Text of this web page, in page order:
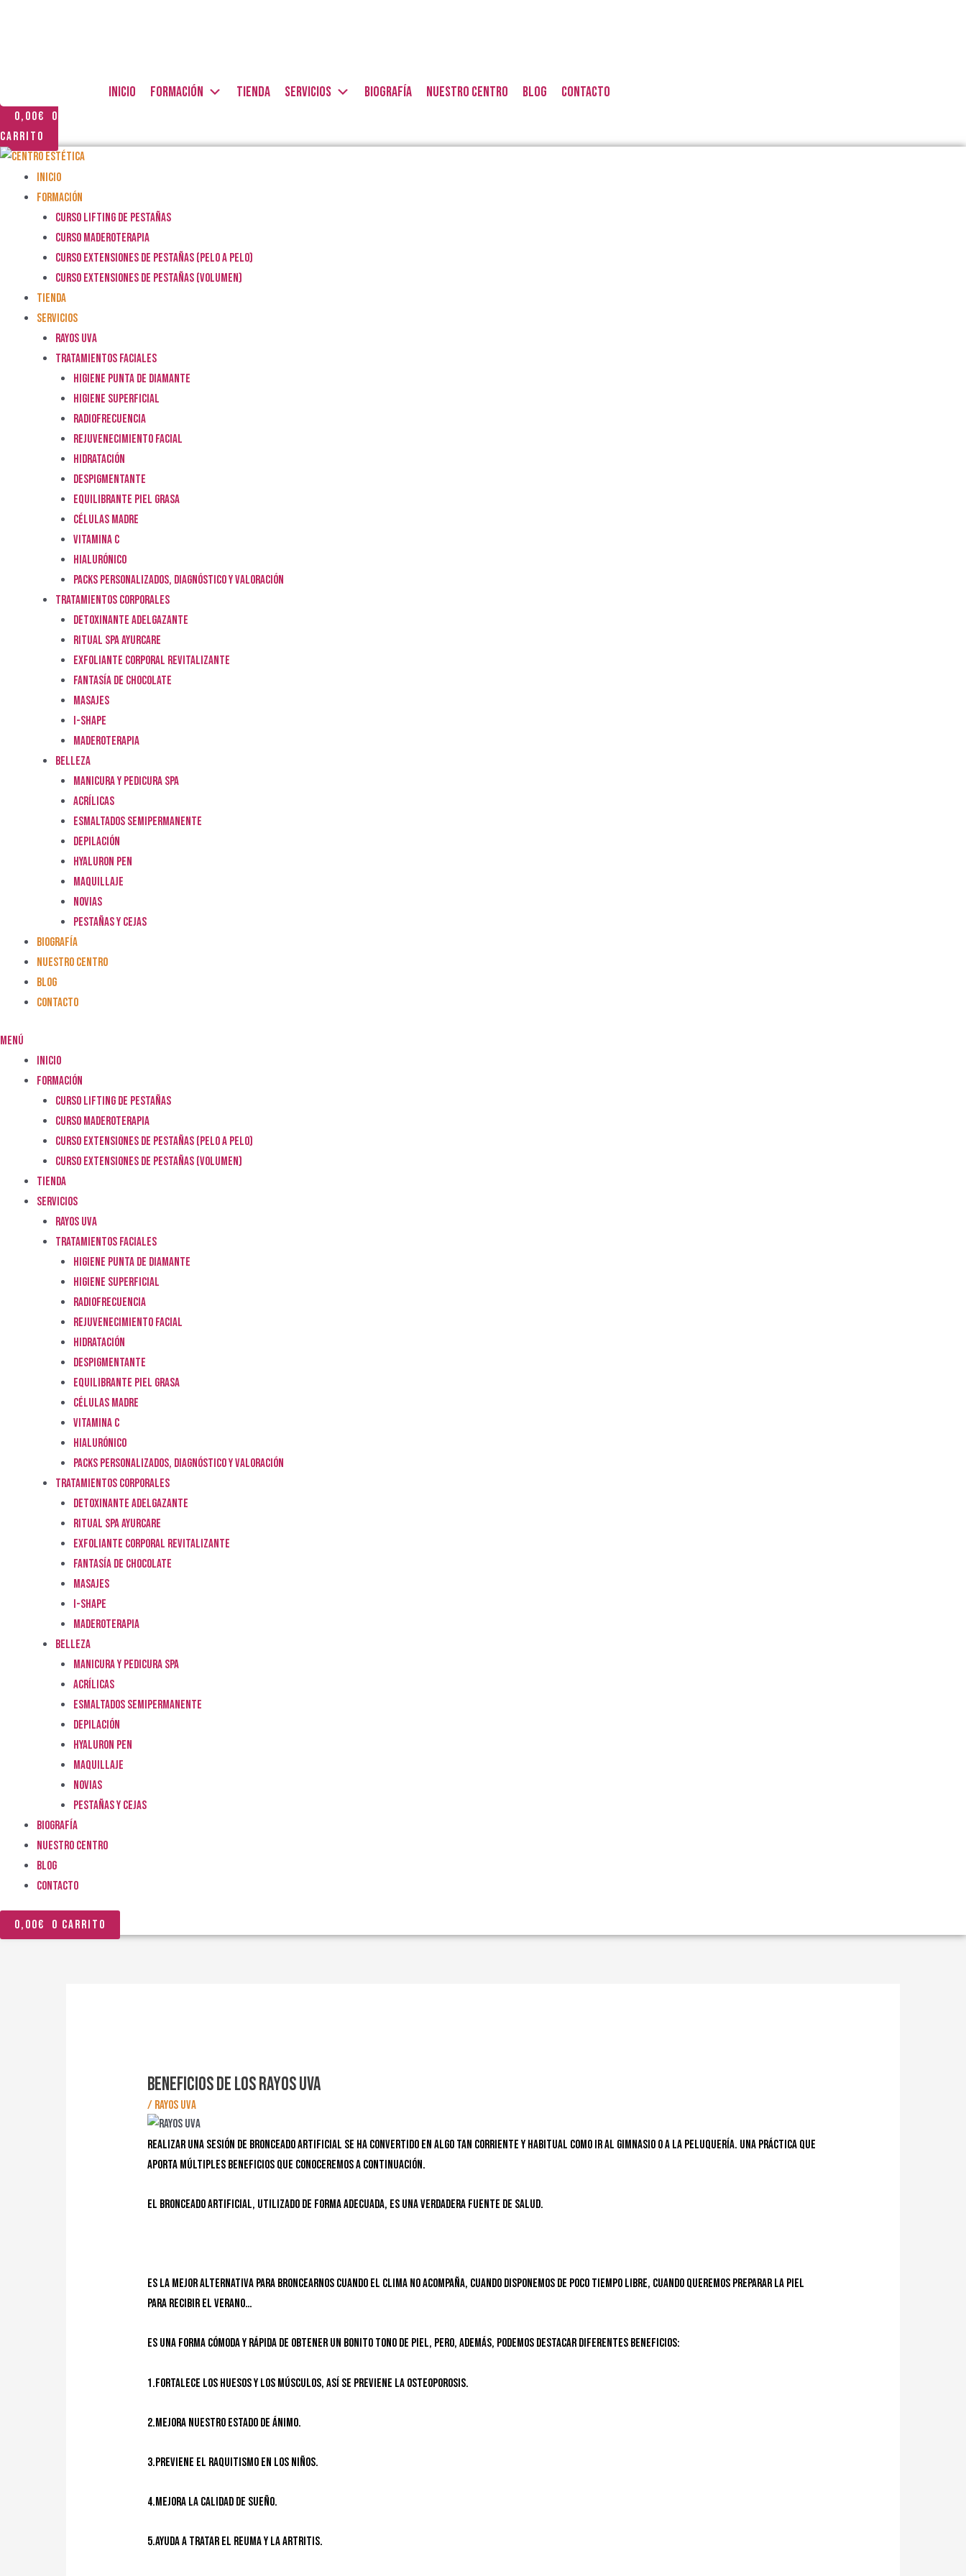
INICIO FORMACIÓN TIENDA SERVICIOS BIOGRAFÍA NUESTRO CENTRO BLOG CONTACTO
0,00€
0
Carrito
INICIO
FORMACIÓN
CURSO LIFTING DE PESTAÑAS
CURSO MADEROTERAPIA
CURSO EXTENSIONES DE PESTAÑAS (Pelo a Pelo)
CURSO EXTENSIONES DE PESTAÑAS (VOLUMEN)
TIENDA
SERVICIOS
RAYOS UVA
TRATAMIENTOS FACIALES
HIGIENE PUNTA DE DIAMANTE
HIGIENE SUPERFICIAL
RADIOFRECUENCIA
REJUVENECIMIENTO FACIAL
HIDRATACIÓN
DESPIGMENTANTE
EQUILIBRANTE PIEL GRASA
CÉLULAS MADRE
VITAMINA C
HIALURÓNICO
PACKS PERSONALIZADOS, DIAGNÓSTICO Y VALORACIÓN
TRATAMIENTOS CORPORALES
DETOXINANTE ADELGAZANTE
RITUAL SPA AYURCARE
EXFOLIANTE CORPORAL REVITALIZANTE
FANTASÍA DE CHOCOLATE
MASAJES
I-SHAPE
MADEROTERAPIA
BELLEZA
MANICURA Y PEDICURA SPA
ACRÍLICAS
ESMALTADOS SEMIPERMANENTE
DEPILACIÓN
HYALURON PEN
MAQUILLAJE
NOVIAS
PESTAÑAS Y CEJAS
BIOGRAFÍA
NUESTRO CENTRO
BLOG
CONTACTO
Menú
INICIO
FORMACIÓN
CURSO LIFTING DE PESTAÑAS
CURSO MADEROTERAPIA
CURSO EXTENSIONES DE PESTAÑAS (Pelo a Pelo)
CURSO EXTENSIONES DE PESTAÑAS (VOLUMEN)
TIENDA
SERVICIOS
RAYOS UVA
TRATAMIENTOS FACIALES
HIGIENE PUNTA DE DIAMANTE
HIGIENE SUPERFICIAL
RADIOFRECUENCIA
REJUVENECIMIENTO FACIAL
HIDRATACIÓN
DESPIGMENTANTE
EQUILIBRANTE PIEL GRASA
CÉLULAS MADRE
VITAMINA C
HIALURÓNICO
PACKS PERSONALIZADOS, DIAGNÓSTICO Y VALORACIÓN
TRATAMIENTOS CORPORALES
DETOXINANTE ADELGAZANTE
RITUAL SPA AYURCARE
EXFOLIANTE CORPORAL REVITALIZANTE
FANTASÍA DE CHOCOLATE
MASAJES
I-SHAPE
MADEROTERAPIA
BELLEZA
MANICURA Y PEDICURA SPA
ACRÍLICAS
ESMALTADOS SEMIPERMANENTE
DEPILACIÓN
HYALURON PEN
MAQUILLAJE
NOVIAS
PESTAÑAS Y CEJAS
BIOGRAFÍA
NUESTRO CENTRO
BLOG
CONTACTO
0,00€ 0 Carrito
BENEFICIOS DE LOS RAYOS UVA
/ Rayos uva
Realizar una sesión de bronceado artificial se ha convertido en algo tan corriente y habitual como ir al gimnasio o a la peluquería. Una práctica que
aporta múltiples beneficios que conoceremos a continuación.
El bronceado artificial, utilizado de forma adecuada, es una verdadera fuente de salud.
Es la mejor alternativa para broncearnos cuando el clima no acompaña, cuando disponemos de poco tiempo libre, cuando queremos preparar la piel
para recibir el verano…
Es una forma cómoda y rápida de obtener un bonito tono de piel, pero, además, podemos destacar diferentes beneficios:
1.Fortalece los huesos y los músculos, así se previene la osteoporosis.
2.Mejora nuestro estado de ánimo.
3.Previene el raquitismo en los niños.
4.Mejora la calidad de sueño.
5.Ayuda a tratar el reuma y la artritis.